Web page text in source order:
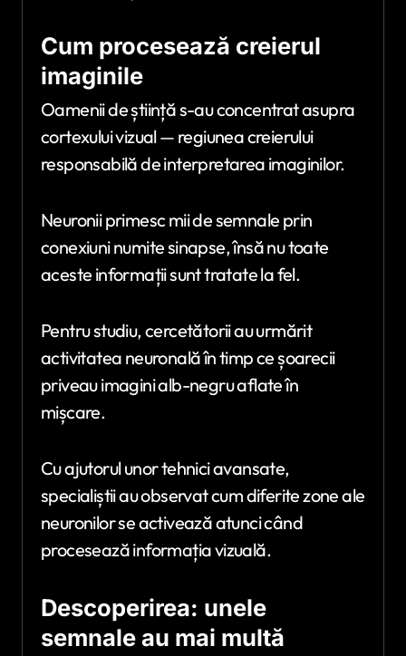
Cum procesează creierul
imaginile
Oamenii de știință s-au concentrat asupra
cortexului vizual — regiunea creierului
responsabilă de interpretarea imaginilor.
Neuronii primesc mii de semnale prin
conexiuni numite sinapse, însă nu toate
aceste informații sunt tratate la fel.
Pentru studiu, cercetătorii au urmărit
activitatea neuronală în timp ce șoarecii
priveau imagini alb-negru aflate în
mișcare.
Cu ajutorul unor tehnici avansate,
specialiștii au observat cum diferite zone ale
neuronilor se activează atunci când
procesează informația vizuală.
Descoperirea: unele
semnale au mai multă